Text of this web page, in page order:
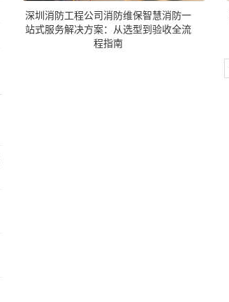
深圳消防工程公司消防维保智慧消防一
站式服务解决方案：从选型到验收全流
程指南